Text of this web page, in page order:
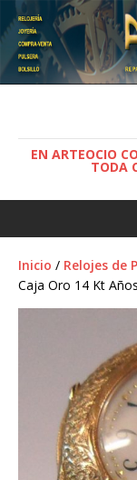
EN ARTEOCIO
TODA
Inicio / Relojes de
Caja Oro 14 Kt